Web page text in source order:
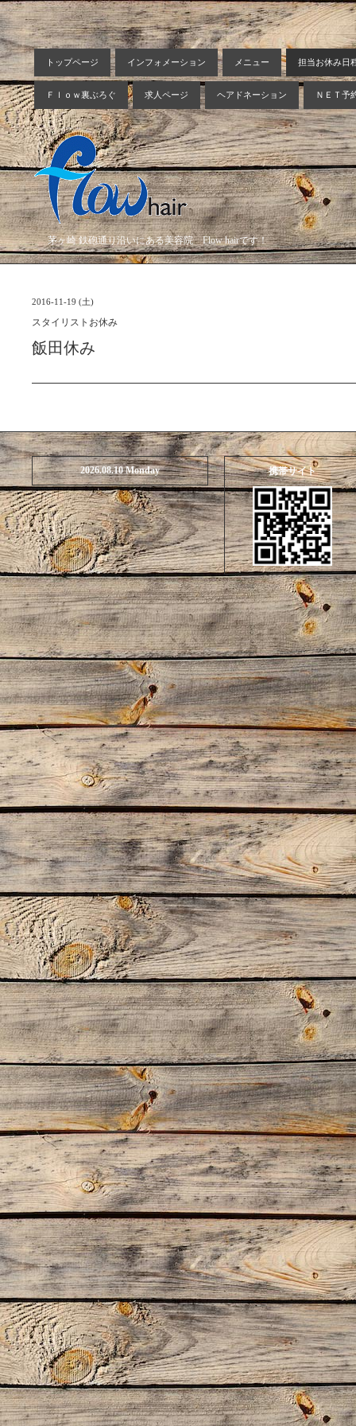
トップページ インフォメーション メニュー 担当お休み日
Ｆｌｏｗ裏ぶろぐ 求人ページ ヘアドネーション ＮＥＴ予
茅ヶ崎 鉄砲通り沿いにある美容院 Flow hairです！
2016-11-19 (土)
スタイリストお休み
飯田休み
2026.08.10 Monday 携帯サイト